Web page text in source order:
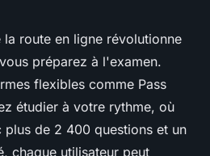
route en ligne révolutionne
préparez à l'examen.
flexibles comme Pass
étudier à votre rythme, où
plus de 2 400 questions et un
chaque utilisateur peut